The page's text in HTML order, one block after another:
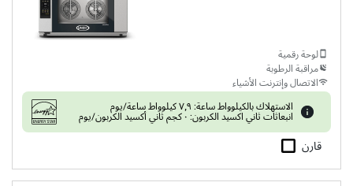
لوحة رقمية
مراقبة الرطوبة
الاتصال وإنترنت الأشياء
الاستهلاك بالكيلوواط ساعة: ٧٫٩ كيلوواط ساعة/يوم
انبعاثات ثاني اكسيد الكربون: ٠ كجم ثاني أكسيد الكربون/يوم
قارن